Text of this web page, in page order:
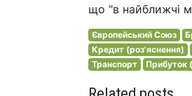
що "в найближчі
Європейський Союз
Кредит (роз'яснення)
Транспорт
Прибуток